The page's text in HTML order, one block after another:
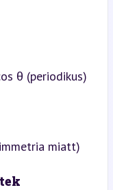
θ (periodikus)
miatt)